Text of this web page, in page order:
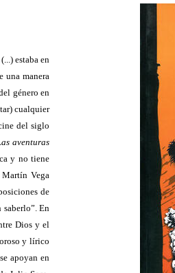
estaba en
una manera
género en
cualquier
del siglo
aventuras
y no tiene
Vega
de
saberlo”. En
Dios y el
y lírico
apoyan en